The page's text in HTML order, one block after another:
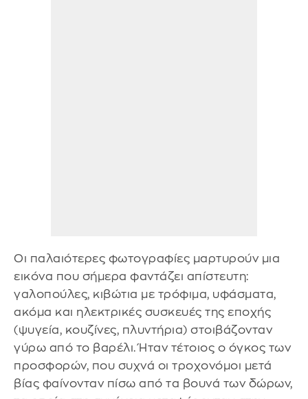
​Οι παλαιότερες φωτογραφίες μαρτυρούν μια
εικόνα που σήμερα φαντάζει απίστευτη:
γαλοπούλες, κιβώτια με τρόφιμα, υφάσματα,
ακόμα και ηλεκτρικές συσκευές της εποχής
(ψυγεία, κουζίνες, πλυντήρια) στοιβάζονταν
γύρω από το βαρέλι. Ήταν τέτοιος ο όγκος των
προσφορών, που συχνά οι τροχονόμοι μετά
βίας φαίνονταν πίσω από τα βουνά των δώρων,